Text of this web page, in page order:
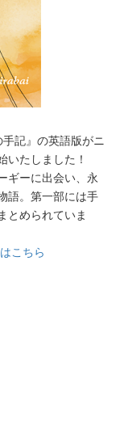
記』の英語版がニ
いたしました！
ギーに出会い、永
語。第一部には手
とめられていま
こちら